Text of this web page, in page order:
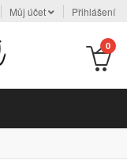
Můj účet Přihlášení
0